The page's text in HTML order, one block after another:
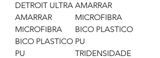
DETROIT ULTRA
AMARRAR
MICROFIBRA
BICO PLASTICO
PU
AMARRAR
MICROFIBRA
BICO PLASTICO
PU
TRIDENSIDADE